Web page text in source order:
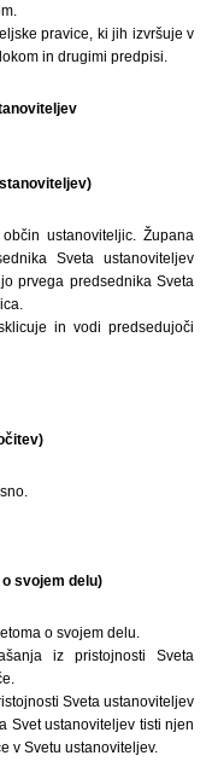
pravice, ki jih izvršuje v
in drugimi predpisi.
ustanoviteljic. Župana
Sveta ustanoviteljev
prvega predsednika Sveta
in vodi predsedujoči
svojem delu)
o svojem delu.
iz pristojnosti Sveta
Sveta ustanoviteljev
Svet ustanoviteljev tisti njen
v Svetu ustanoviteljev.